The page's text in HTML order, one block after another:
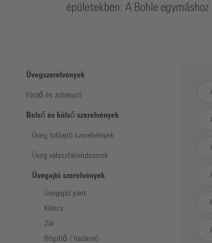
épületekben: A Bohle
Üvegszerelvények
Fürdő és zuhanyzó
Belső és külső szerelvények
Üveg tolóajtó szerelvények
Üveg válaszfalrendszerek
Üvegajtó szerelvények
Üvegajtó pánt
Kilincs
Zár
Rögzítő / határoló